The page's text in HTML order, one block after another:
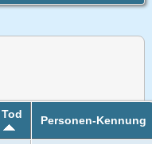
Tod Personen-Kennung